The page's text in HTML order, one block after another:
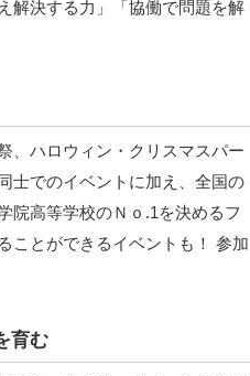
解決する力」「協働で問題を解
、ハロウィン・クリスマスパー
士でのイベントに加え、全国の
院高等学校のＮｏ.1を決めるフ
ことができるイベントも！ 参加
育む